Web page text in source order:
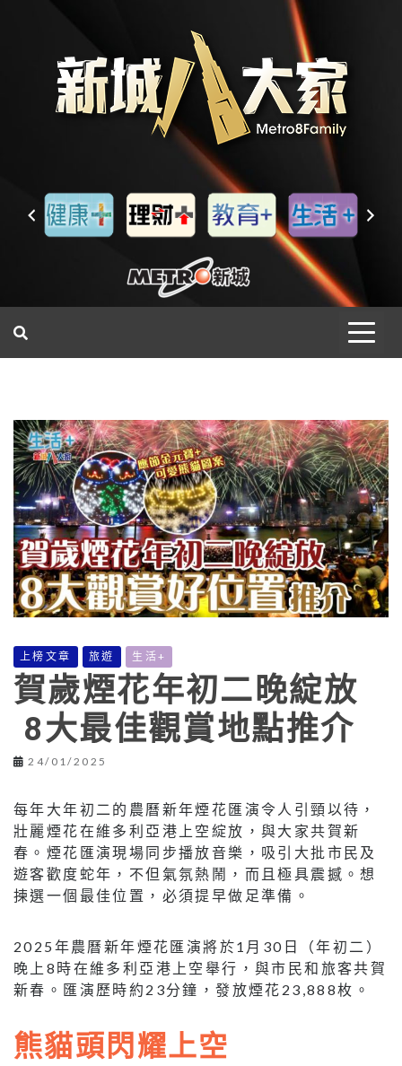
上榜文章 旅遊 生活+
賀歲煙花年初二晚綻放
8大最佳觀賞地點推介
24/01/2025
每年大年初二的農曆新年煙花匯演令人引頸以待，
壯麗煙花在維多利亞港上空綻放，與大家共賀新
春。煙花匯演現場同步播放音樂，吸引大批市民及
遊客歡度蛇年，不但氣氛熱鬧，而且極具震撼。想
揀選一個最佳位置，必須提早做足準備。
2025年農曆新年煙花匯演將於1月30日（年初二）
晚上8時在維多利亞港上空舉行，與市民和旅客共賀
新春。匯演歷時約23分鐘，發放煙花23,888枚。
熊貓頭閃耀上空